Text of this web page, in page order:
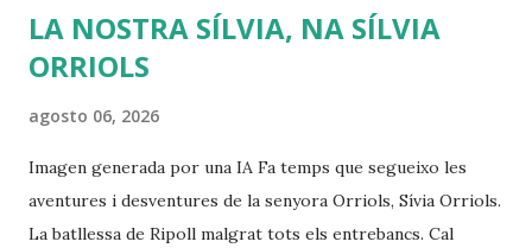
LA NOSTRA SÍLVIA, NA SÍLVIA
ORRIOLS
agosto 06, 2026
Imagen generada por una IA Fa temps que segueixo les
aventures i desventures de la senyora Orriols, Sívia Orriols.
La batllessa de Ripoll malgrat tots els entrebancs. Cal